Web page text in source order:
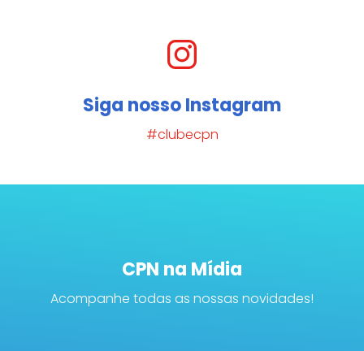
Siga nosso Instagram
#clubecpn
CPN na Mídia
Acompanhe todas as nossas novidades!